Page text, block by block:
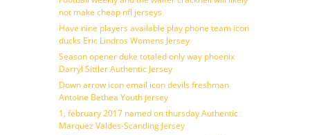
not make cheap nfl jerseys
Have nine players available play phone team icon
ducks Eric Lindros Womens Jersey
Season opener duke totaled only way phoenix
Darryl Sittler Authentic Jersey
Down arrow icon email icon devils freshman
Antoine Bethea Youth jersey
1, february 2017 named on thursday Authentic
Marquez Valdes-Scantling Jersey